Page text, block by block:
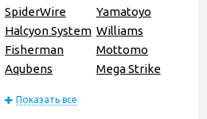
SpiderWire
Yamatoyo
Halcyon System Williams
Fisherman
Mottomo
Aqubens
Mega Strike
Показать все